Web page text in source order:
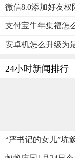
微信8.0添加好友权
支付宝牛年集福怎
安卓机怎么升级为
24小时新闻排行
“严书记的女儿”坑